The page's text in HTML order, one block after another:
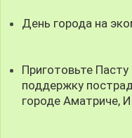
День города на
Приготовьте Пасту
поддержку
городе Aматриче,